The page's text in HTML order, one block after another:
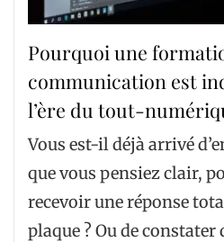
Pourquoi une
communication est
l’ère du tout-
Vous est-il déjà arrivé
que vous pensiez clair,
recevoir une réponse
plaque ? Ou de constater